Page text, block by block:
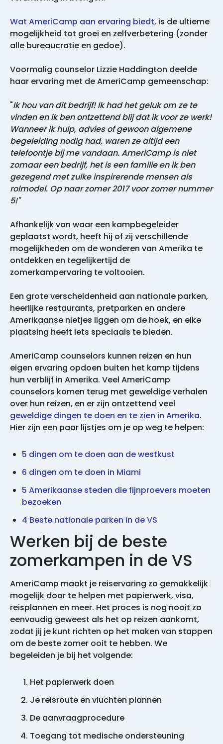
Wat AmeriCamp aan ervaring biedt, is de ultieme
mogelijkheid tot groei en zelfverbetering (zonder
alle bureaucratie en gedoe).
Voormalig counselor Lizzie Haddington deelde
haar ervaring met de AmeriCamp gemeenschap:
"Ik hou van dit bedrijf! Ik had het geluk om ze te
vinden en ik ben ontzettend blij dat ik voor ze werk!
Wanneer ik hulp, advies of gewoon algemene
begeleiding nodig had, waren ze altijd een
telefoontje bij me vandaan. AmeriCamp is niet
zomaar een bedrijf, het is een familie en ik ben
gezegend met zulke inspirerende mensen als
rolmodel. Op naar zomer 2017 voor zomer nummer
5!"
Afhankelijk van waar een kampbegeleider
geplaatst wordt, heeft hij of zij verschillende
mogelijkheden om de wonderen van Amerika te
ontdekken en tegelijkertijd de
zomerkampervaring te voltooien.
Een grote verscheidenheid aan nationale parken,
heerlijke restaurants, pretparken en andere
Amerikaanse nietjes liggen om de hoek, en elke
plaatsing heeft iets speciaals te bieden.
AmeriCamp counselors kunnen reizen en hun
eigen ervaring opdoen buiten het kamp tijdens
hun verblijf in Amerika. Veel AmeriCamp
counselors komen terug met geweldige verhalen
over hun reizen, en er zijn ontzettend veel
geweldige dingen te doen en te zien in Amerika.
Hier zijn een paar lijstjes om je op weg te helpen:
5 dingen om te doen aan de westkust
6 dingen om te doen in Miami
5 Amerikaanse steden die fijnproevers moeten
bezoeken
4 Beste nationale parken in de VS
Werken bij de beste
zomerkampen in de VS
AmeriCamp maakt je reiservaring zo gemakkelijk
mogelijk door te helpen met papierwerk, visa,
reisplannen en meer. Het proces is nog nooit zo
eenvoudig geweest als het op reizen aankomt,
zodat jij je kunt richten op het maken van stappen
om de beste zomer ooit te hebben. We
begeleiden je bij het volgende:
Het papierwerk doen
Je reisroute en vluchten plannen
De aanvraagprocedure
Toegang tot medische ondersteuning